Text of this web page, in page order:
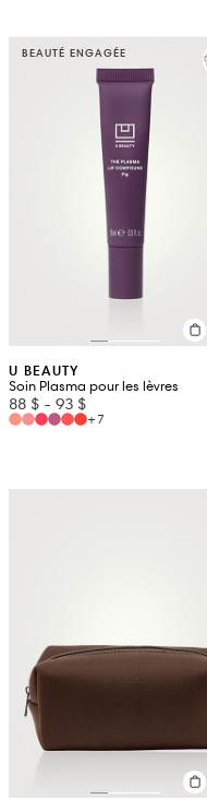
BEAUTÉ ENGAGÉE
U BEAUTY
Soin Plasma pour les lèvres
88 $ - 93 $
+7